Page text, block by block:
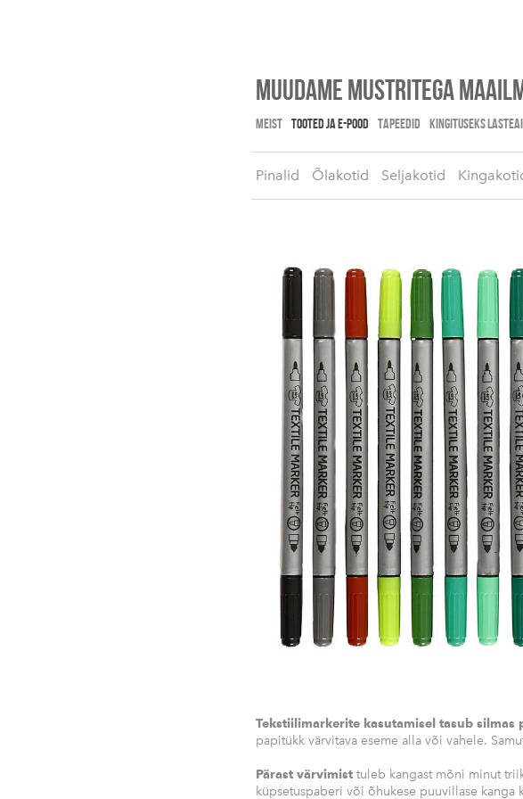
Muudame mustritega
MEIST TOOTED JA E-POOD TAPEEDID KINGITUSEKS
Pinalid Õlakotid Seljakotid
Tekstiilimarkerite kasutamisel tasub silmas
papitükk värvitava eseme alla või vahele.
Pärast värvimist tuleb kangast mõni minut
küpsetuspaberi või õhukese puuvillase kanga